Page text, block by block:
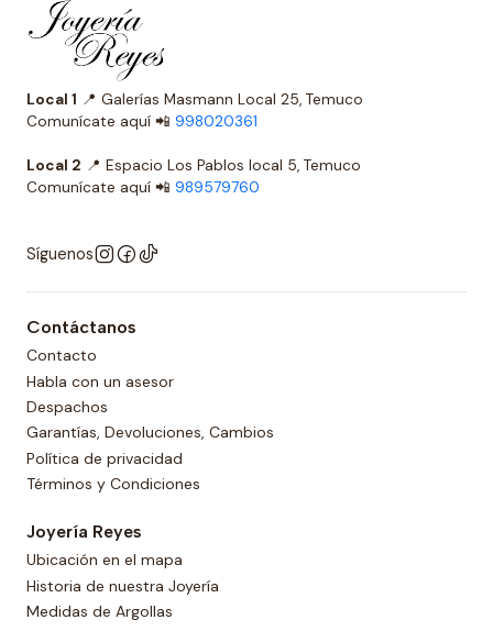
Local 1 📍 Galerías Masmann Local 25, Temuco
Comunícate aquí 📲 998020361
Local 2 📍 Espacio Los Pablos local 5, Temuco
Comunícate aquí 📲 989579760
Síguenos
Contáctanos
Contacto
Habla con un asesor
Despachos
Garantías, Devoluciones, Cambios
Política de privacidad
Términos y Condiciones
Joyería Reyes
Ubicación en el mapa
Historia de nuestra Joyería
Medidas de Argollas